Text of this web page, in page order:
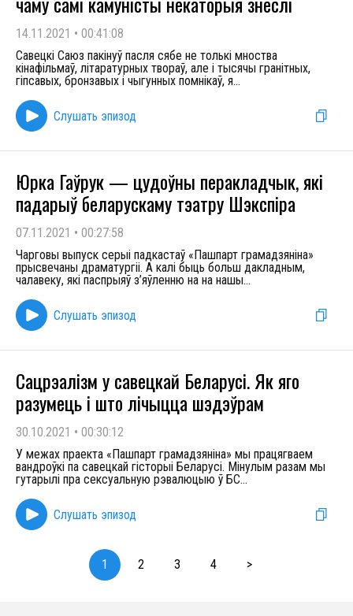
14.11.2021 • 00:41:08
Савецкі Саюз пакінуў пасля сябе не толькі мноства
кінафільмаў, літаратурных твораў, але і тысячы гранітных,
гіпсавых, бронзавых і чыгунных помнікаў, я...
Слушать эпизод
Юрка Гаўрук — цудоўны перакладчык, які
падарыў беларускаму тэатру Шэкспіра
07.11.2021 • 00:27:58
Чарговы выпуск серыі падкастаў «Пашпарт грамадзяніна»
прысвечаны драматургіі. А калі быць больш дакладным,
чалавеку, які паспрыяў з’яўленню на на нашы...
Слушать эпизод
Сацрэалізм у савецкай Беларусі. Як яго
разумець і што лічыцца шэдэўрам
30.10.2021 • 00:30:12
У межах праекта «Пашпарт грамадзяніна» мы працягваем
вандроўкі па савецкай гісторыі Беларусі. Мінулым разам мы
гутарылі пра сексуальную рэвалюцыю ў БС...
Слушать эпизод
1 2 3 4 >